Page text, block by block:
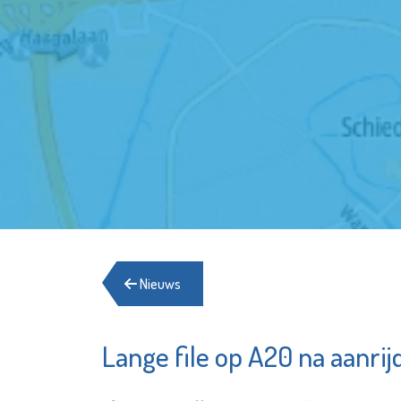
Nieuws
Lange file op A20 na
Bibliotheek
Schiedam